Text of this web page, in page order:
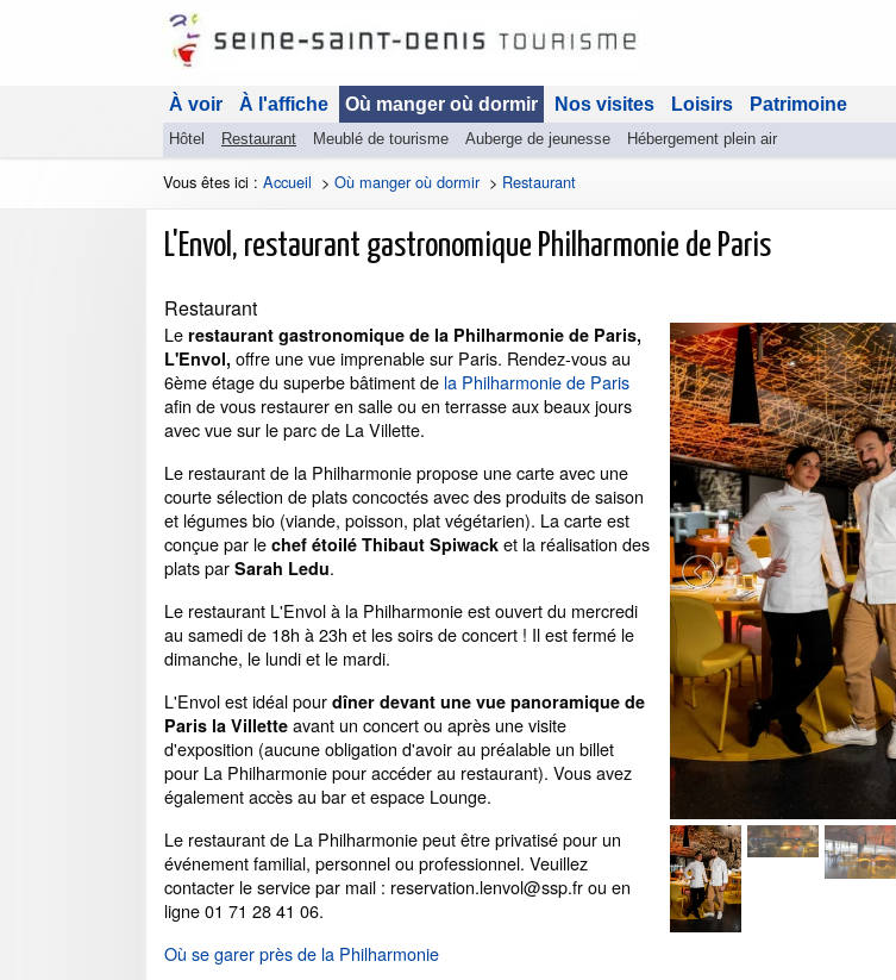
À voir À l'affiche Où manger où dormir
Hôtel Restaurant Meublé de tourisme Auberge de jeunesse Hébergement plein air
Nos visites Loisirs Patrimoine
Vous êtes ici : Accueil > Où manger où dormir> Restaurant
L'Envol, restaurant gastronomique Philharmonie de Paris
Restaurant
Le restaurant gastronomique de la Philharmonie de Paris,
L'Envol, offre une vue imprenable sur Paris. Rendez-vous au
6ème étage du superbe bâtiment de la Philharmonie de Paris
afin de vous restaurer en salle ou en terrasse aux beaux jours
avec vue sur le parc de La Villette.
Le restaurant de la Philharmonie propose une carte avec une
courte sélection de plats concoctés avec des produits de saison
et légumes bio (viande, poisson, plat végétarien). La carte est
conçue par le chef étoilé Thibaut Spiwack et la réalisation des
plats par Sarah Ledu.
Le restaurant L'Envol à la Philharmonie est ouvert du mercredi
au samedi de 18h à 23h et les soirs de concert ! Il est fermé le
dimanche, le lundi et le mardi.
L'Envol est idéal pour dîner devant une vue panoramique de
Paris la Villette avant un concert ou après une visite
d'exposition (aucune obligation d'avoir au préalable un billet
pour La Philharmonie pour accéder au restaurant). Vous avez
également accès au bar et espace Lounge.
Le restaurant de La Philharmonie peut être privatisé pour un
événement familial, personnel ou professionnel. Veuillez
contacter le service par mail : reservation.lenvol@ssp.fr ou en
ligne 01 71 28 41 06.
Où se garer près de la Philharmonie